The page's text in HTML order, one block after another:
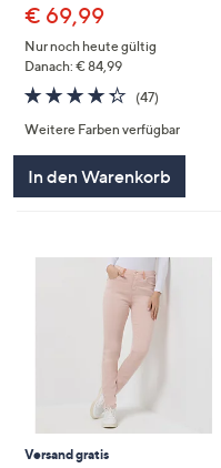
€ 69,99
Nur noch heute gültig
Danach: € 84,99
4.3
von
5
(47)
Weitere Farben verfügbar
In den Warenkorb
Versand gratis